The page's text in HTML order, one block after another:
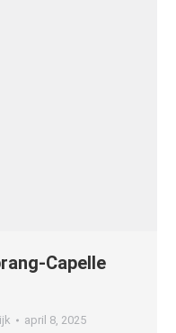
Capelle
april 8, 2025